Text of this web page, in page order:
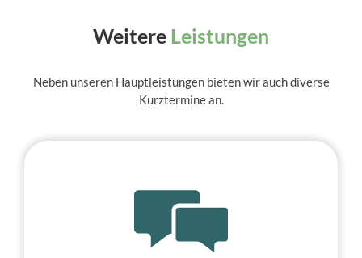
Weitere Leistungen
Neben unseren Hauptleistungen bieten wir auch diverse
Kurztermine an.